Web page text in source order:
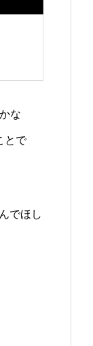
な
とで
でほし